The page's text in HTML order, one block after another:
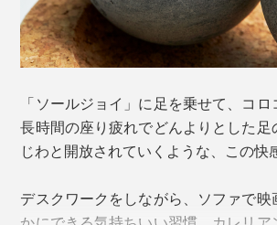
「ソールジョイ」に足を乗せて、コロ
長時間の座り疲れでどんよりとした足
じわと開放されていくような、この快
デスクワークをしながら、ソファで